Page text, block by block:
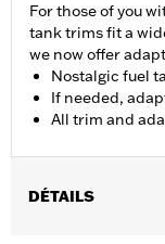
For those of you
tank trims fit a
we now offer
Nostalgic fuel
If needed,
All trim and
DÉTAILS